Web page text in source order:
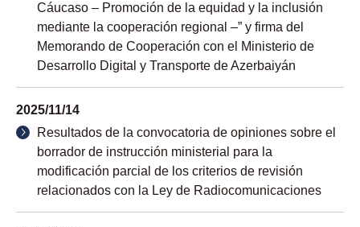
Cáucaso – Promoción de la equidad y la inclusión
mediante la cooperación regional –” y firma del
Memorando de Cooperación con el Ministerio de
Desarrollo Digital y Transporte de Azerbaiyán
2025/11/14
Resultados de la convocatoria de opiniones sobre el
borrador de instrucción ministerial para la
modificación parcial de los criterios de revisión
relacionados con la Ley de Radiocomunicaciones